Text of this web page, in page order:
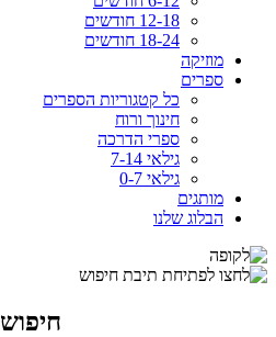
12-18 חודשים
18-24 חודשים
מוזיקה
ספרים
כל קטגוריות הספרים
חינוך ורוח
ספרי הדרכה
גילאי 7-14
גילאי 0-7
מותגים
הבלוג שלנו
חיפוש